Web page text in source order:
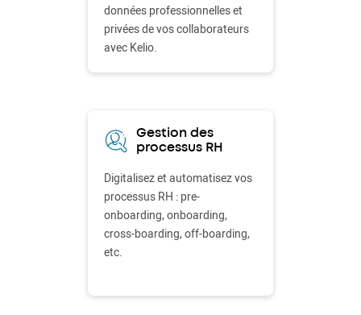
données professionnelles et
privées de vos collaborateurs
avec Kelio.
Gestion des
processus RH
Digitalisez et automatisez vos
processus RH : pre-
onboarding, onboarding,
cross-boarding, off-boarding,
etc.